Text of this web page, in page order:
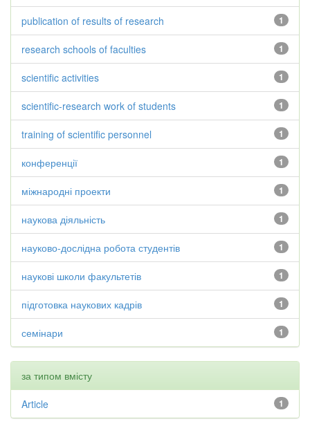
1
publication of results of research
1
research schools of faculties
1
scientific activities
1
scientific-research work of students
1
training of scientific personnel
1
конференції
1
міжнародні проекти
1
наукова діяльність
1
науково-дослідна робота студентів
1
наукові школи факультетів
1
підготовка наукових кадрів
1
семінари
за типом вмісту
1
Article